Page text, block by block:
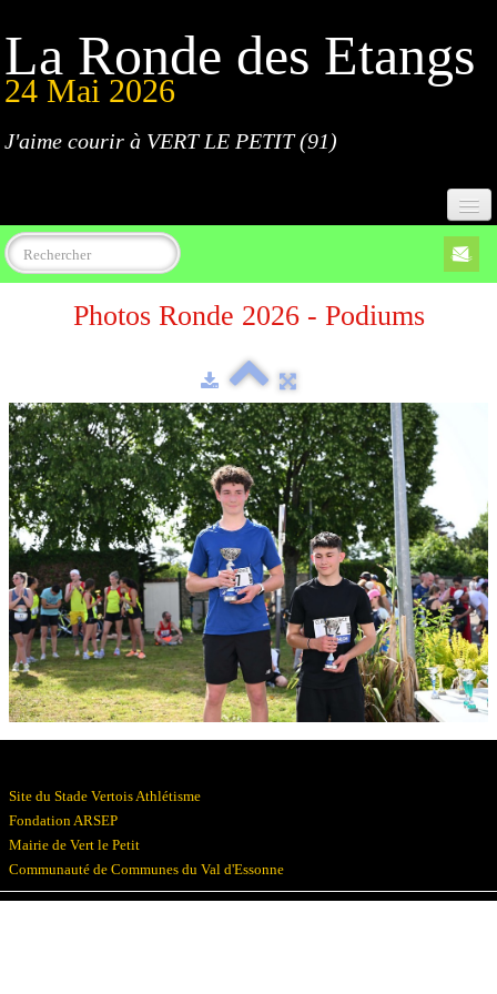
La Ronde des Etangs
24 Mai 2026
J'aime courir à VERT LE PETIT (91)
Accueil
Programme
Règlement
Parcours
Résultats
Devenez bénévoles
Partenaires
Photos▼
Photos Ronde 2026 - Podiums
Site du Stade Vertois Athlétisme
Fondation ARSEP
Mairie de Vert le Petit
Communauté de Communes du Val d'Essonne